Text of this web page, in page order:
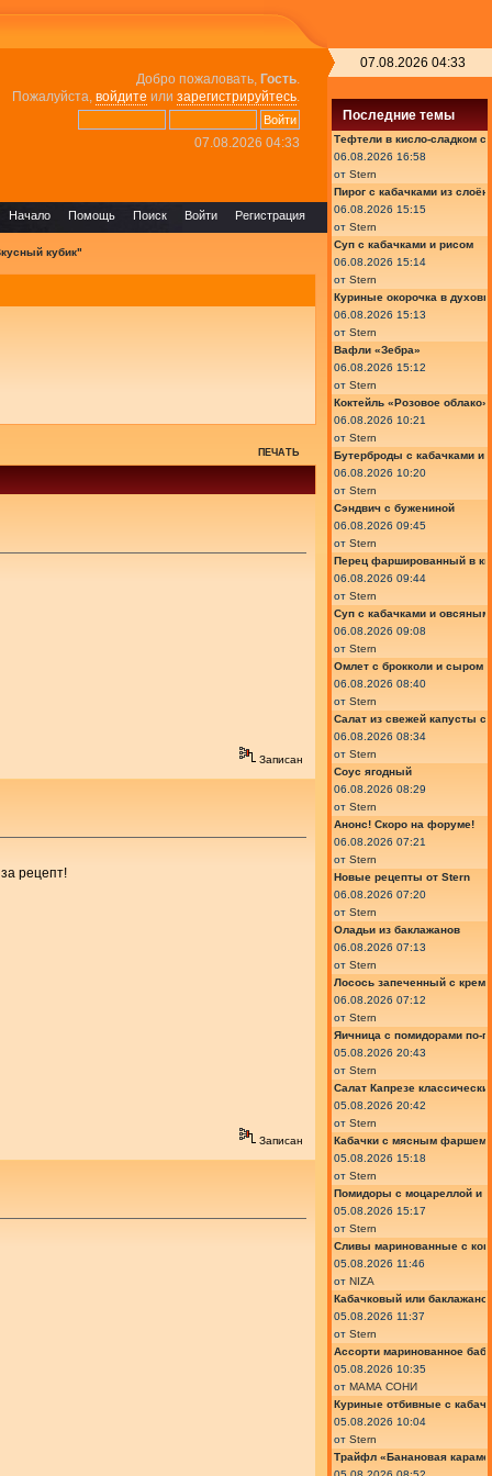
Добро пожаловать, Гость.
Пожалуйста, войдите или зарегистрируйтесь.
07.08.2026 04:33
Регистрация
Войти
Поиск
Помощь
Начало
кубик"
ПЕЧАТЬ
Записан
рецепт!
Записан
07.08.2026 04:33
Последние темы
Тефтели в кисло-сладком
06.08.2026 16:58
от Stern
Пирог с кабачками из
06.08.2026 15:15
от Stern
Суп с кабачками и рисом
06.08.2026 15:14
от Stern
Куриные окорочка в
06.08.2026 15:13
от Stern
Вафли «Зебра»
06.08.2026 15:12
от Stern
Коктейль «Розовое
06.08.2026 10:21
от Stern
Бутерброды с кабачками и
06.08.2026 10:20
от Stern
Сэндвич с бужениной
06.08.2026 09:45
от Stern
Перец фаршированный в
06.08.2026 09:44
от Stern
Суп с кабачками и
06.08.2026 09:08
от Stern
Омлет с брокколи и сыром
06.08.2026 08:40
от Stern
Салат из свежей капусты
06.08.2026 08:34
от Stern
Соус ягодный
06.08.2026 08:29
от Stern
Анонс! Скоро на форуме!
06.08.2026 07:21
от Stern
Новые рецепты от Stern
06.08.2026 07:20
от Stern
Оладьи из баклажанов
06.08.2026 07:13
от Stern
Лосось запеченный с
06.08.2026 07:12
от Stern
Яичница с помидорами по-
05.08.2026 20:43
от Stern
Салат Капрезе
05.08.2026 20:42
от Stern
Кабачки с мясным фаршем
05.08.2026 15:18
от Stern
Помидоры с моцареллой и
05.08.2026 15:17
от Stern
Сливы маринованные с
05.08.2026 11:46
от NIZA
Кабачковый или
05.08.2026 11:37
от Stern
Ассорти маринованное
05.08.2026 10:35
от МАМА СОНИ
Куриные отбивные с
05.08.2026 10:04
от Stern
Трайфл «Банановая